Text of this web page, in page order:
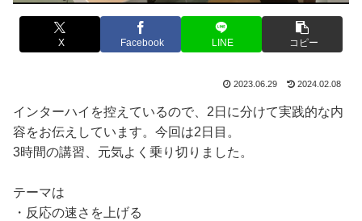
X Facebook LINE コピー
2023.06.29 2024.02.08
インターハイを控えているので、2日に分けて実践的な内
容をお伝えしています。今回は2日目。
3時間の講習、元気よく乗り切りました。
テーマは
・反応の速さを上げる